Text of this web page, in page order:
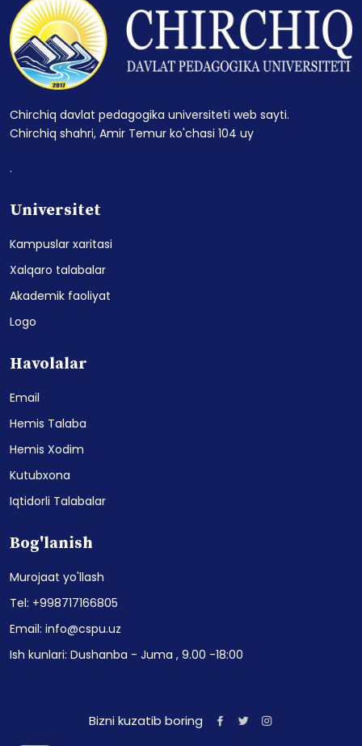
Chirchiq davlat pedagogika universiteti web sayti.
Chirchiq shahri, Amir Temur ko'chasi 104 uy
.
Universitet
Kampuslar xaritasi
Xalqaro talabalar
Akademik faoliyat
Logo
Havolalar
Email
Hemis Talaba
Hemis Xodim
Kutubxona
Iqtidorli Talabalar
Bog'lanish
Murojaat yo'llash
Tel: +998717166805
Email: info@cspu.uz
Ish kunlari: Dushanba - Juma , 9.00 -18:00
Bizni kuzatib boring